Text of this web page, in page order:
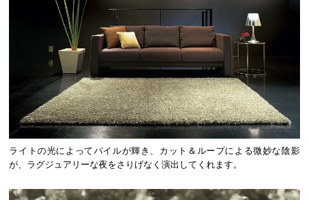
ライトの光によってパイルが輝き、カット＆ループによる微妙な陰影
が、ラグジュアリーな夜をさりげなく演出してくれます。